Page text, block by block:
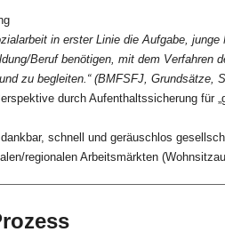
in erster Linie die Aufgabe, junge
Beruf benötigen, mit dem Verfahren
zu begleiten.“ (BMFSFJ, Grundsätze,
durch Aufenthaltssicherung für
schnell und geräuschlos
regionalen Arbeitsmärkten